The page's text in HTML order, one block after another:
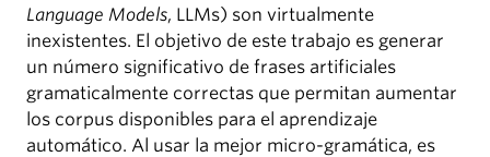
Language Models, LLMs) son virtualmente
inexistentes. El objetivo de este trabajo es generar
un número significativo de frases artificiales
gramaticalmente correctas que permitan aumentar
los corpus disponibles para el aprendizaje
automático. Al usar la mejor micro-gramática, es